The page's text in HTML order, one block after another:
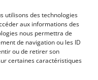
utilisons des technologies
aux informations des
nous permettra de
de navigation ou les ID
ou de retirer son
certaines caractéristiques
rendus
2026
avril 2026